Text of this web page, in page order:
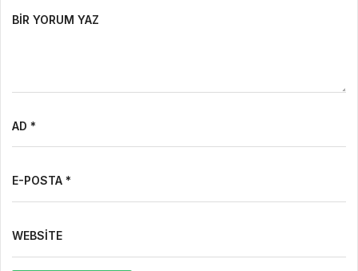
BIR YORUM YAZ
AD *
E-POSTA *
WEBSITE